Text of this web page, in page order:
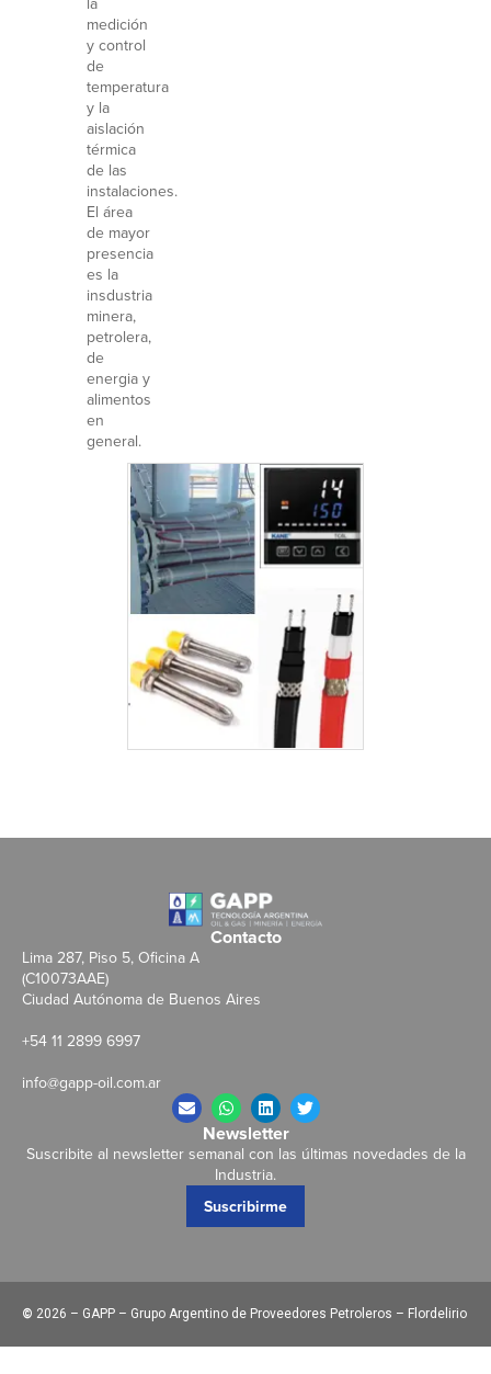
medición
y control
de
temperatura
y la
aislación
térmica
de las
instalaciones.
El área
de mayor
presencia
es la
insdustria
minera,
petrolera,
de
energia y
alimentos
en
general.
Contacto
Lima 287, Piso 5, Oficina A
(C10073AAE)
Ciudad Autónoma de Buenos Aires
+54 11 2899 6997
info@gapp-oil.com.ar
Newsletter
Suscribite al newsletter semanal con las últimas novedades de la
Industria.
Suscribirme
© 2026 – GAPP – Grupo Argentino de Proveedores Petroleros – Flordelirio